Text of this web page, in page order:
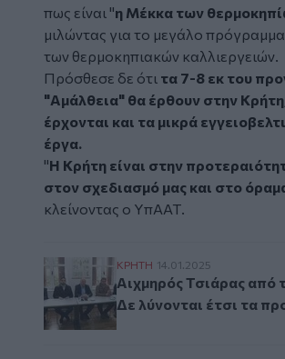
πως είναι "η Μέκκα των
μιλώντας για το μεγάλο
των θερμοκηπιακών καλλιεργειών.
Πρόσθεσε δε ότι τα 7-8 εκ του
"Αμάλθεια" θα έρθουν στην
έρχονται και τα μικρά
έργα.
"Η Κρήτη είναι στην
στον σχεδιασμό μας και στο
κλείνοντας ο ΥπΑΑΤ.
Αιχμηρός Τσιάρας από
ΚΡΗΤΗ 14.01.2025
Αιχμηρός Τσιάρας από
Δε λύνονται έτσι τα